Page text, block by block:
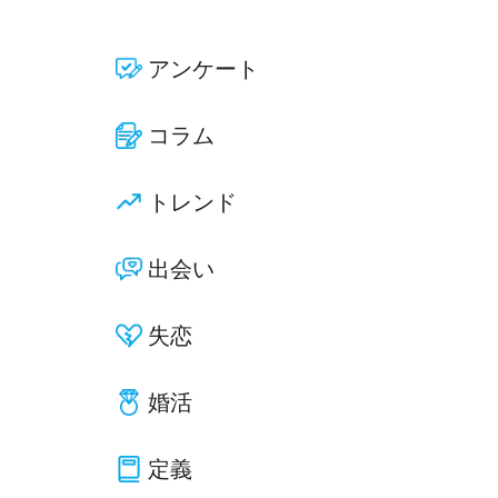
アンケート
コラム
トレンド
出会い
失恋
婚活
定義